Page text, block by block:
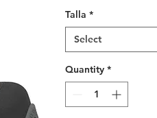
Talla *
Select
Quantity *